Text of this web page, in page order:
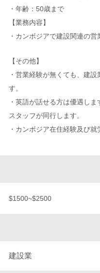
・年齢：50歳まで
【業務内容】
・カンボジアで建設関連の営
【その他】
・営業経験が無くても、建
す。
・英語が話せる方は優遇し
スタッフが同行します。
・カンボジア在住経験及び就
$1500~$2500
建設業